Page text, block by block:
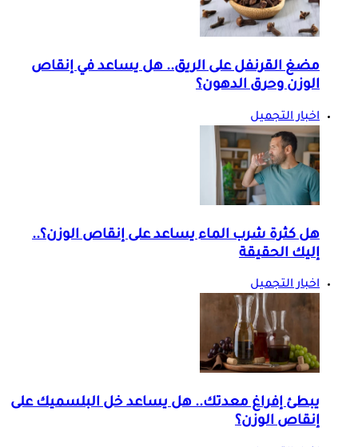
مضغ القرنفل على الريق.. هل يساعد في إنقاص
الوزن وحرق الدهون؟
اخبار التجميل
هل كثرة شرب الماء يساعد على إنقاص الوزن؟..
إليك الحقيقة
اخبار التجميل
يبطئ إفراغ معدتك.. هل يساعد خل البلسميك على
إنقاص الوزن؟